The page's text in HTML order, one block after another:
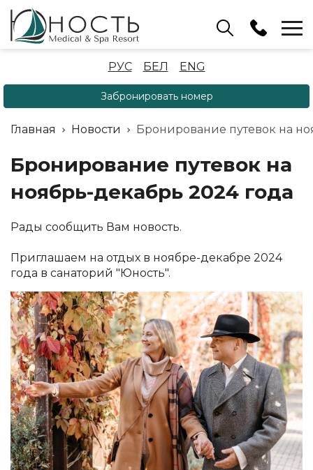
Бассейн
+375 (17) 503 93 22
Аренда беседок
+375 (33) 902 35 07
Отдел бронирования
+375 (17) 503 91 10
РУС БЕЛ ENG
Забронировать номер
Главная Новости Бронирование путевок на
Бронирование путевок на
ноябрь-декабрь 2024 года
Рады сообщить Вам новость.
Приглашаем на отдых в ноябре-декабре 2024
года в санаторий "Юность".